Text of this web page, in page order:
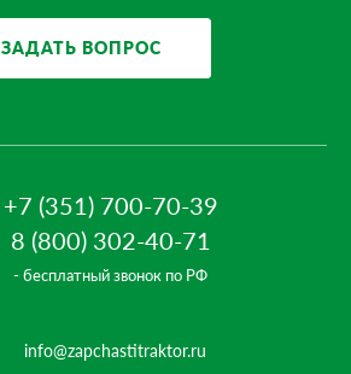
ЗАДАТЬ ВОПРОС
+7 (351) 700-70-39
8 (800) 302-40-71
- бесплатный звонок по РФ
info@zapchastitraktor.ru